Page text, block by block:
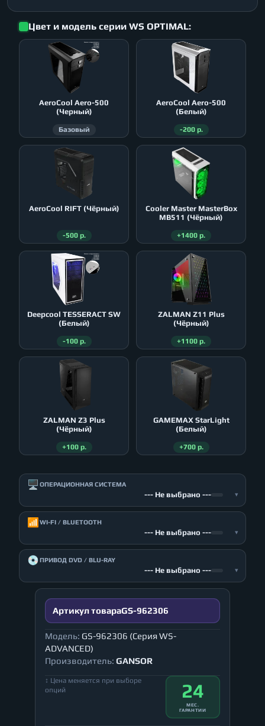
Цвет и модель серии WS OPTIMAL:
AeroСool Aero-500
(Черный)
Базовый
AeroСool Aero-500
(Белый)
-200 р.
AeroСool RIFT (Чёрный)
-500 р.
Cooler Master MasterBox
MB511 (Чёрный)
+1400 р.
Deepcool TESSERACT SW
(Белый)
-100 р.
ZALMAN Z11 Plus
(Чёрный)
+1100 р.
ZALMAN Z3 Plus
(Чёрный)
+100 р.
GAMEMAX StarLight
(Белый)
+700 р.
🖥️ ОПЕРАЦИОННАЯ СИСТЕМА
--- Не выбрано --- ▾
📶 WI-FI / BLUETOOTH
--- Не выбрано --- ▾
💿ПРИВОД DVD / BLU-RAY
--- Не выбрано --- ▾
Артикул товараGS-962306
Модель: GS-962306 (Серия WS-
ADVANCED)
Производитель: GANSOR
↕ Цена меняется при выборе
опций
24
МЕС.
ГАРАНТИИ